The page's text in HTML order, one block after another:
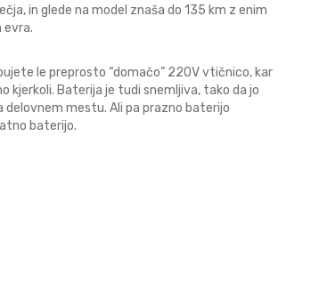
in glede na model znaša do 135 km z enim
evra.
le preprosto “domačo” 220V vtičnico, kar
kjerkoli. Baterija je tudi snemljiva, tako da jo
delovnem mestu. Ali pa prazno baterijo
baterijo.